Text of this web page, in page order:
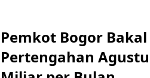
Pemkot Bogor Bakal
Pertengahan